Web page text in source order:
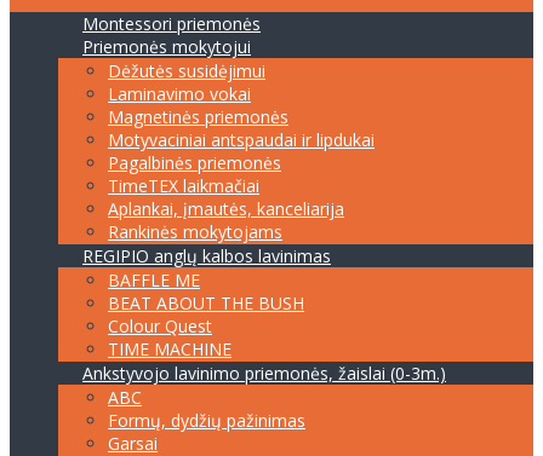
Montessori priemonės
Priemonės mokytojui
Dėžutės susidėjimui
Laminavimo vokai
Magnetinės priemonės
Motyvaciniai antspaudai ir lipdukai
Pagalbinės priemonės
TimeTEX laikmačiai
Aplankai, įmautės, kanceliarija
Rankinės mokytojams
REGIPIO anglų kalbos lavinimas
BAFFLE ME
BEAT ABOUT THE BUSH
Colour Quest
TIME MACHINE
Ankstyvojo lavinimo priemonės, žaislai (0-3m.)
ABC
Formų, dydžių pažinimas
Garsai